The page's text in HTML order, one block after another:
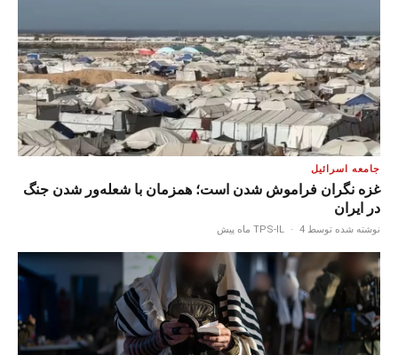
جامعه اسرائیل
غزه نگران فراموش شدن است؛ همزمان با شعله‌ور شدن جنگ
در ایران
نوشته شده توسط TPS-IL · 4 ماه پیش